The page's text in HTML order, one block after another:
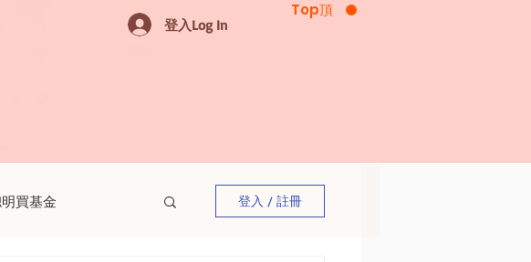
登入Log In
Top頂
買基金 登入 / 註冊